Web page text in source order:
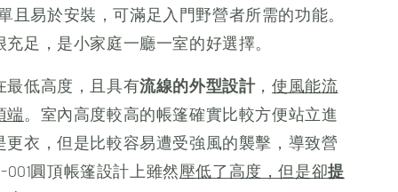
且易於安裝，可滿足入門野營者所需的功能。
足，是小家庭一廳一室的好選擇。
最低高度，且具有流線的外型設計， 使風能流
端。室內高度較高的帳篷確實比較方便站立進
更衣，但是比較容易遭受強風的襲擊，導致營
001圓頂帳篷設計上雖然壓低了高度，但是卻提